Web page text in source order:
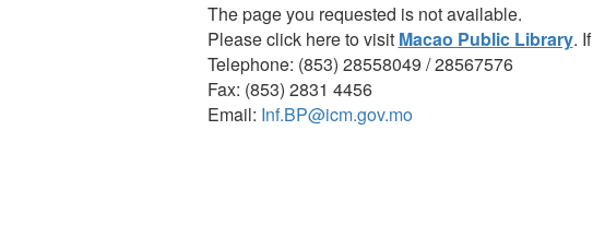
The page you requested is not available.
Please click here to visit Macao Public Library.
Telephone: (853) 28558049 / 28567576
Fax: (853) 2831 4456
Email: Inf.BP@icm.gov.mo